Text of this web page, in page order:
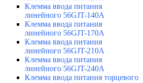
Клемма ввода питания
линейного 56GJT-140A
Клемма ввода питания
линейного 56GJT-170A
Клемма ввода питания
линейного 56GJT-210A
Клемма ввода питания
линейного 56GJT-240A
Клемма ввода питания торцевого